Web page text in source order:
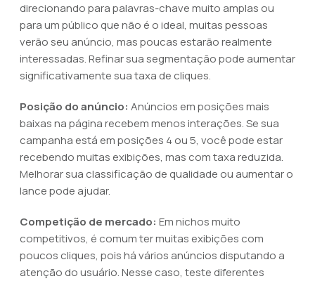
direcionando para palavras-chave muito amplas ou
para um público que não é o ideal, muitas pessoas
verão seu anúncio, mas poucas estarão realmente
interessadas. Refinar sua segmentação pode aumentar
significativamente sua taxa de cliques.
Posição do anúncio: Anúncios em posições mais
baixas na página recebem menos interações. Se sua
campanha está em posições 4 ou 5, você pode estar
recebendo muitas exibições, mas com taxa reduzida.
Melhorar sua classificação de qualidade ou aumentar o
lance pode ajudar.
Competição de mercado: Em nichos muito
competitivos, é comum ter muitas exibições com
poucos cliques, pois há vários anúncios disputando a
atenção do usuário. Nesse caso, teste diferentes